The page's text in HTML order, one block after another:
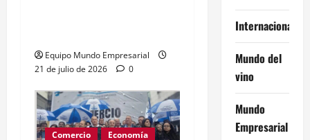
Equipo Mundo Empresarial
21 de julio de 2026
0
Comercio
Economía
Internacional
Mundo del
vino
Mundo
Empresarial